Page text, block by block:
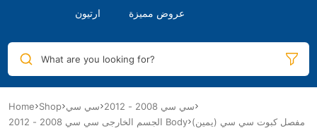
ارتيون عروض مميزة
What are you looking for?
Home Shop سي سي
سي سي 2008 - 2012
الجسم الخارجى سي سي 2008 - 2012 Body مفصل كبوت سي سي (يمين)